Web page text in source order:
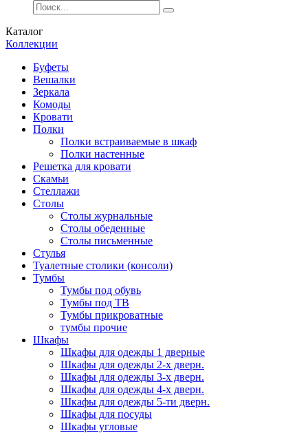
Каталог
Коллекции
Буфеты
Вешалки
Зеркала
Комоды
Кровати
Полки
Полки встраиваемые в шкаф
Полки настенные
Решетка для кровати
Скамьи
Стеллажи
Столы
Столы журнальные
Столы обеденные
Столы письменные
Стулья
Туалетные столики (консоли)
Тумбы
Тумбы под обувь
Тумбы под ТВ
Тумбы прикроватные
тумбы прочие
Шкафы
Шкафы для одежды 1 дверные
Шкафы для одежды 2-х дверн.
Шкафы для одежды 3-х дверн.
Шкафы для одежды 4-х дверн.
Шкафы для одежды 5-ти дверн.
Шкафы для посуды
Шкафы угловые